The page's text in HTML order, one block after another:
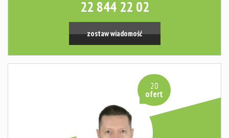
22 844 22 02
zostaw wiadomość
20
ofert